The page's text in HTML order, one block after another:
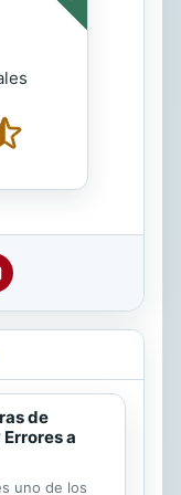
de
a
uno de los